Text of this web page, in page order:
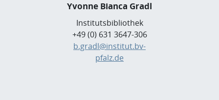
Yvonne Bianca Gradl
Institutsbibliothek
+49 (0) 631 3647-306
b.gradl@institut.bv-
pfalz.de